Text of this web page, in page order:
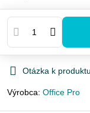
Otázka k produktu
Výrobca: Office Pro